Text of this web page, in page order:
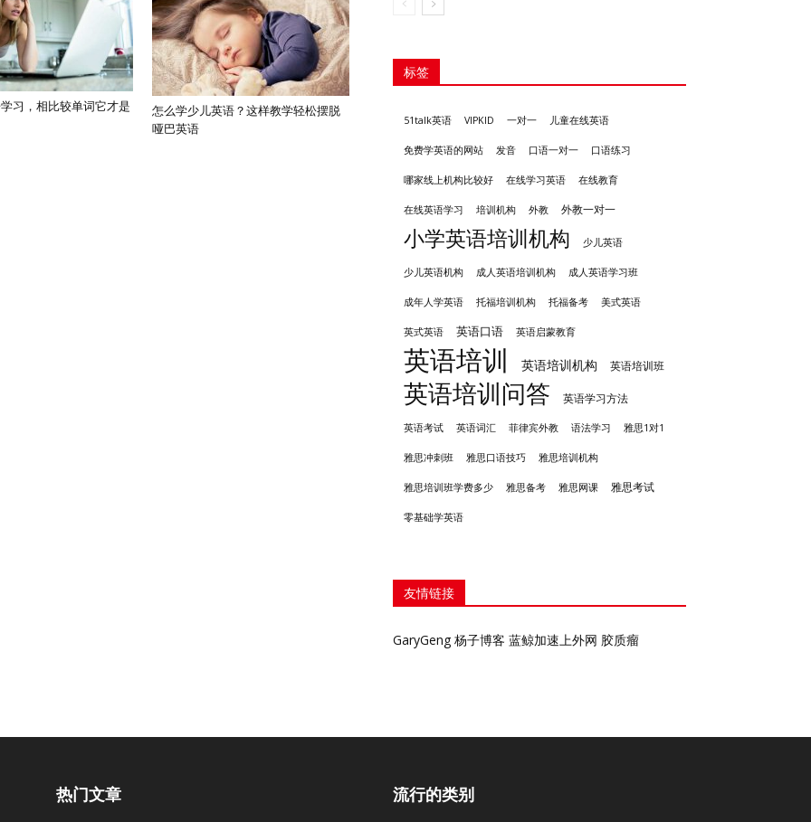
习，相比较单词它才是
怎么学少儿英语？这样教学轻松摆脱
哑巴英语
标签
51talk英语 VIPKID 一对一 儿童在线英语
免费学英语的网站 发音 口语一对一 口语练习
哪家线上机构比较好 在线学习英语 在线教育
在线英语学习 培训机构 外教 外教一对一
小学英语培训机构 少儿英语
少儿英语机构 成人英语培训机构 成人英语学习班
成年人学英语 托福培训机构 托福备考 美式英语
英式英语 英语口语 英语启蒙教育
英语培训 英语培训机构 英语培训班
英语培训问答 英语学习方法
英语考试 英语词汇 菲律宾外教 语法学习 雅思1对1
雅思冲刺班 雅思口语技巧 雅思培训机构
雅思培训班学费多少 雅思备考 雅思网课 雅思考试
零基础学英语
友情链接
GaryGeng 杨子博客 蓝鲸加速上外网 胶质瘤
热门文章 流行的类别